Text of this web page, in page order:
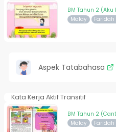
BM Tahun 2
Malay
Aspek Tatabahasa
Kata Kerja Aktif Transitif
BM Tahun 2
Malay Faridah